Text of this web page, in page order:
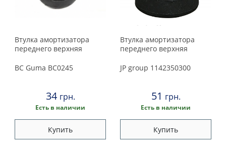
Mitsubishi
Nissan
Peugeot
Porsche
Втулка амортизатора
переднего верхняя
BC Guma BC0245
34 грн.
Есть в наличии
Купить
Втулка амортизатора
переднего верхняя
JP group 1142350300
51 грн.
Есть в наличии
Купить